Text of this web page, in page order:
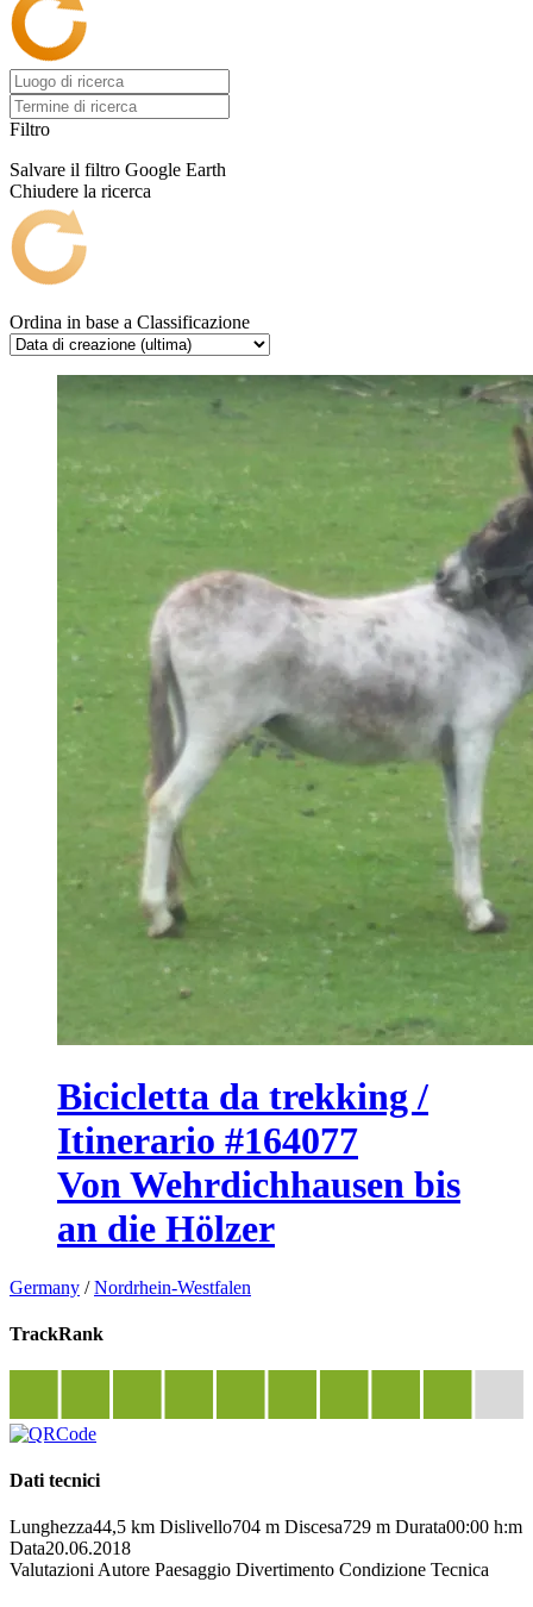
Filtro
Salvare il filtro Google Earth
Chiudere la ricerca
Ordina in base a Classificazione
Bicicletta da trekking /
Itinerario #164077
Von Wehrdichhausen bis
an die Hölzer
Germany /Nordrhein-Westfalen
TrackRank
Dati tecnici
Lunghezza44,5 km Dislivello704 m Discesa729 m Durata00:00 h:m
Data20.06.2018
Valutazioni Autore Paesaggio Divertimento Condizione Tecnica